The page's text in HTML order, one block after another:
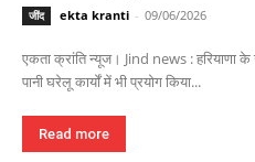
जींद ekta kranti - 09/06/2026
एकता क्रांति न्यूज। Jind news : हरियाणा
पानी घरेलू कार्यों में भी प्रयोग किया...
Read more